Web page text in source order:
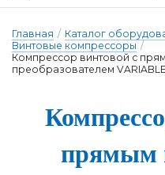
Главная / Каталог
Винтовые компрессоры /
Компрессор винтовой с
преобразователем
пря­мым